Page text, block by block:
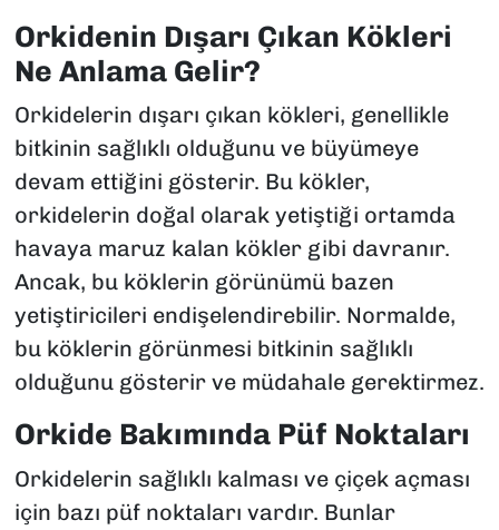
Orkidenin Dışarı Çıkan Kökleri
Ne Anlama Gelir?
Orkidelerin dışarı çıkan kökleri, genellikle
bitkinin sağlıklı olduğunu ve büyümeye
devam ettiğini gösterir. Bu kökler,
orkidelerin doğal olarak yetiştiği ortamda
havaya maruz kalan kökler gibi davranır.
Ancak, bu köklerin görünümü bazen
yetiştiricileri endişelendirebilir. Normalde,
bu köklerin görünmesi bitkinin sağlıklı
olduğunu gösterir ve müdahale gerektirmez.
Orkide Bakımında Püf Noktaları
Orkidelerin sağlıklı kalması ve çiçek açması
için bazı püf noktaları vardır. Bunlar